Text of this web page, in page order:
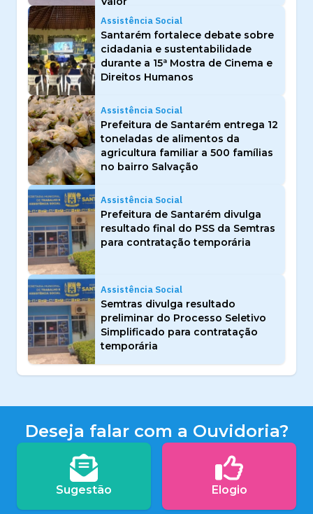
Assistência Social
Santarém fortalece debate sobre
cidadania e sustentabilidade
durante a 15ª Mostra de Cinema e
Direitos Humanos
Assistência Social
Prefeitura de Santarém entrega 12
toneladas de alimentos da
agricultura familiar a 500 famílias
no bairro Salvação
Assistência Social
Prefeitura de Santarém divulga
resultado final do PSS da Semtras
para contratação temporária
Assistência Social
Semtras divulga resultado
preliminar do Processo Seletivo
Simplificado para contratação
temporária
Deseja falar com a Ouvidoria?
Sugestão Elogio